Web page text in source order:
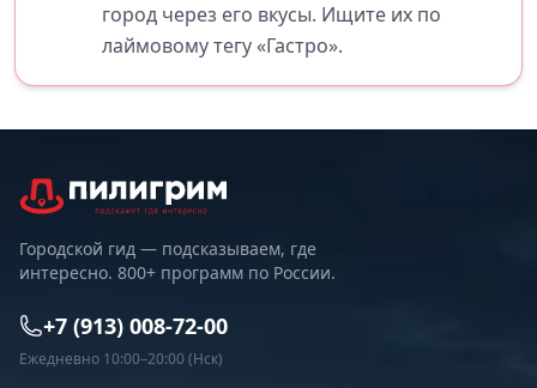
город через его вкусы. Ищите их по
лаймовому тегу «Гастро».
Городской гид — подсказываем, где
интересно. 800+ программ по России.
+7 (913) 008-72-00
Ежедневно 10:00–20:00 (Нск)